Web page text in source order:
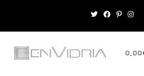
contenido
0,00